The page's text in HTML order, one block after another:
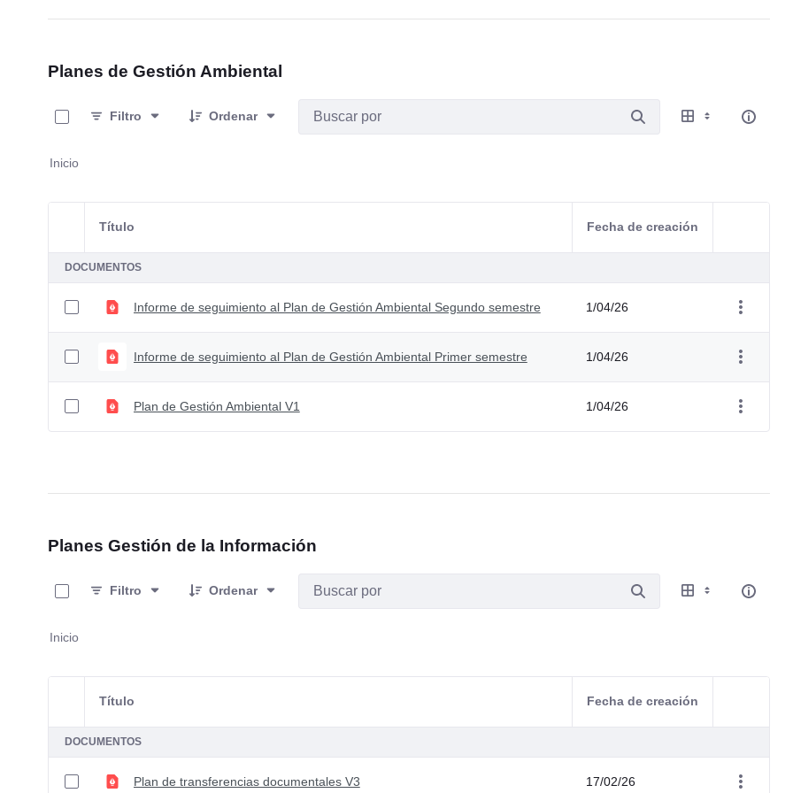
Planes de Gestión Ambiental
Filtro
Ordenar
Inicio
Selección del elemento
Título Fecha de creación
DOCUMENTOS
Informe de seguimiento al Plan de Gestión Ambiental Segundo semestre 1/04/26
Informe de seguimiento al Plan de Gestión Ambiental Primer semestre 1/04/26
Plan de Gestión Ambiental V1 1/04/26
Planes Gestión de la Información
Filtro
Ordenar
Inicio
Selección del elemento
Título Fecha de creación
DOCUMENTOS
Plan de transferencias documentales V3 17/02/26